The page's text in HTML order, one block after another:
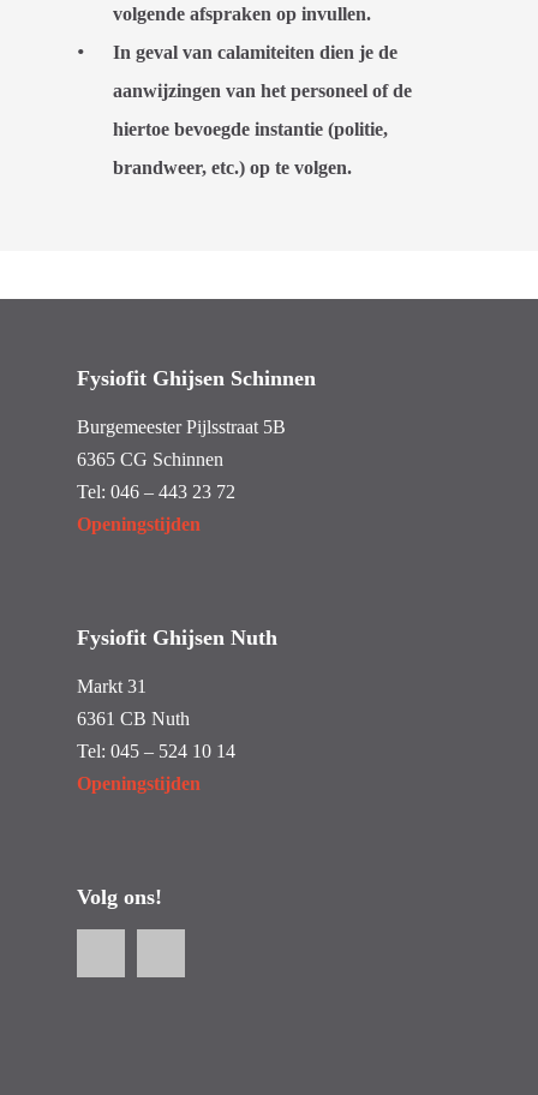
volgende afspraken op invullen.
In geval van calamiteiten dien je de
aanwijzingen van het personeel of de
hiertoe bevoegde instantie (politie,
brandweer, etc.) op te volgen.
Fysiofit Ghijsen Schinnen
Burgemeester Pijlsstraat 5B
6365 CG Schinnen
Tel: 046 – 443 23 72
Openingstijden
Fysiofit Ghijsen Nuth
Markt 31
6361 CB Nuth
Tel: 045 – 524 10 14
Openingstijden
Volg ons!